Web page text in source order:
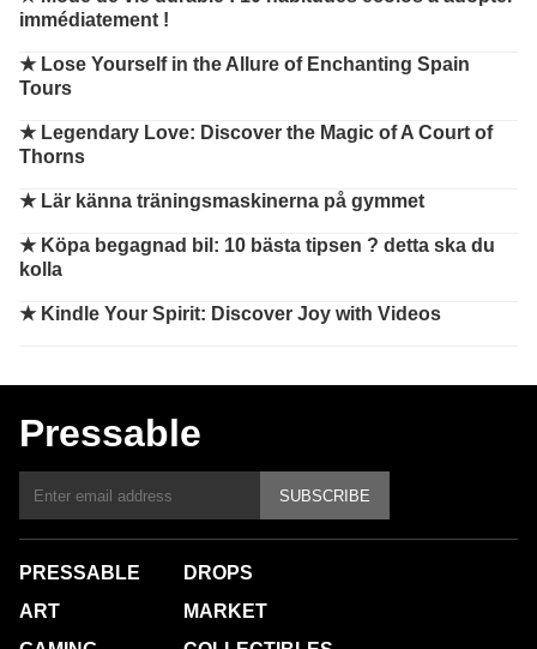
immédiatement !
★ Lose Yourself in the Allure of Enchanting Spain
Tours
★ Legendary Love: Discover the Magic of A Court of
Thorns
★ Lär känna träningsmaskinerna på gymmet
★ Köpa begagnad bil: 10 bästa tipsen ? detta ska du
kolla
★ Kindle Your Spirit: Discover Joy with Videos
Pressable
SUBSCRIBE
PRESSABLE
ART
DROPS
MARKET